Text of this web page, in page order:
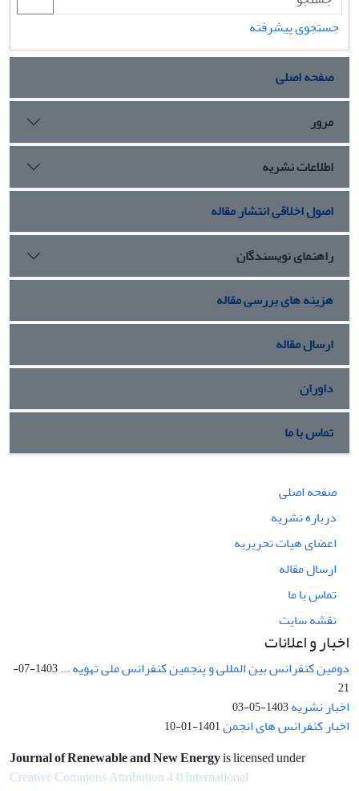
جستجوی پیشرفته
صفحه اصلی
مرور
اطلاعات نشریه
اصول اخلاقی انتشار مقاله
راهنمای نویسندگان
هزینه های بررسی مقاله
ارسال مقاله
داوران
تماس با ما
صفحه اصلی
درباره نشریه
اعضای هیات تحریریه
ارسال مقاله
تماس با ما
نقشه سایت
اخبار و اعلانات
دومین کنفرانس بین المللی و پنجمین کنفرانس ملی تهویه ...
1403-07-
21
اخبار نشریه1403-05-03
اخبار کنفرانس های انجمن1401-01-10
Journal of Renewable and New Energyis licensed under
Creative Commons Attribution 4.0 International